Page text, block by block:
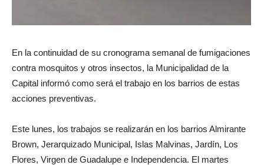
En la continuidad de su cronograma semanal de fumigaciones
contra mosquitos y otros insectos, la Municipalidad de la
Capital informó como será el trabajo en los barrios de estas
acciones preventivas.
Este lunes, los trabajos se realizarán en los barrios Almirante
Brown, Jerarquizado Municipal, Islas Malvinas, Jardín, Los
Flores, Virgen de Guadalupe e Independencia. El martes